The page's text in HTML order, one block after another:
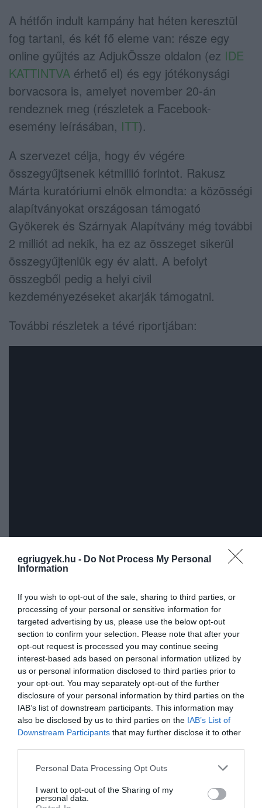
egriugyek.hu - Do Not Process My Personal
Information
If you wish to opt-out of the sale, sharing to third parties, or
processing of your personal or sensitive information for
targeted advertising by us, please use the below opt-out
section to confirm your selection. Please note that after your
opt-out request is processed you may continue seeing
interest-based ads based on personal information utilized by
us or personal information disclosed to third parties prior to
your opt-out. You may separately opt-out of the further
disclosure of your personal information by third parties on the
IAB’s list of downstream participants. This information may
also be disclosed by us to third parties on the IAB’s List of
Downstream Participants that may further disclose it to other
Please note that this website/app uses one or more Google
not limited to your visit or usage behaviour. You may click to
grant or deny consent to Google and its third-party tags to
Personal Data Processing Opt Outs
I want to opt-out of the Sharing of my
personal data.
A hétfőn indult kampány hat héten keresztül
fog tartani, és két fő eleme van: része egy
online gyűjtés az AdjukÖssze oldalon (ez IDE
KATTINTVA érhető el) és egy jótékonysági
borvacsora is, amelyet november 20-án
rendeznek meg (részletek a Facebook-
esemény leírásában, ITT).
A szervezet célja, hogy év végére
összegyűjtsenek kétmillió forintot. Rakusz
Márta kuratóriumi elnök elmondta: a közösségi
alapítványokat országosan támogató
Gyökerek és Szárnyak Alapítvány még további
2 milliót ad nekik, ha ez az összeget sikerül
összegyűjteniük egy év alatt. A befolyt
összegből pedig a helyi civil
kezdeményezéseket akarják támogatni.
További részletek a tévé riportjában:
Ne maradjon le a legfrissebb hírekről, kövessen
bennünket az EGRI ÜGYEK Google Hírek oldalán!
VISSZA A FŐOLDALRA